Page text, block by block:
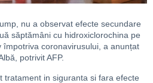
nu a observat efecte secundare
săptămâni cu hidroxiclorochina pe
coronavirusului, a anunțat
potrivit AFP.
tratament in siguranta si fara efecte